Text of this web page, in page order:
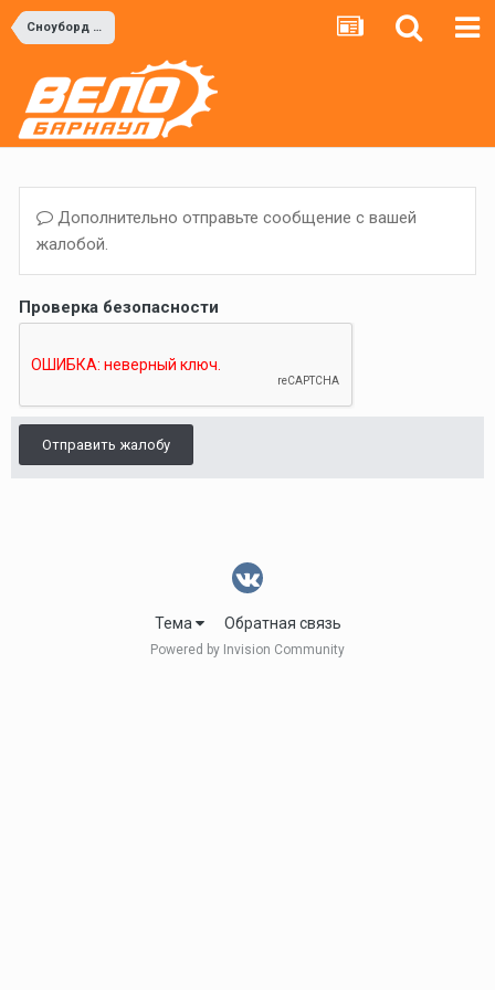
Сноуборд и Горные лыжи
Дополнительно отправьте сообщение с вашей
жалобой.
Проверка безопасности
Отправить жалобу
Тема Обратная связь
Powered by Invision Community